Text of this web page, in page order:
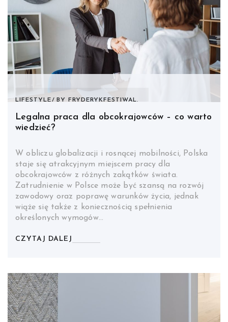
LIFESTYLE BY FRYDERYKFESTIWAL.
Legalna praca dla obcokrajowców – co warto
wiedzieć?
W obliczu globalizacji i rosnącej mobilności, Polska
staje się atrakcyjnym miejscem pracy dla
obcokrajowców z różnych zakątków świata.
Zatrudnienie w Polsce może być szansą na rozwój
zawodowy oraz poprawę warunków życia, jednak
wiąże się także z koniecznością spełnienia
określonych wymogów…
CZYTAJ DALEJ